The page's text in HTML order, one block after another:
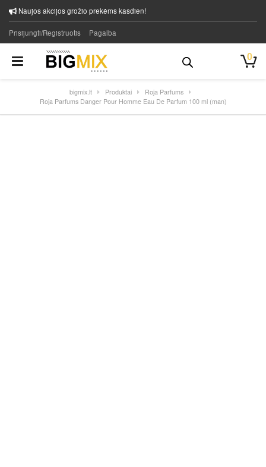
Naujos akcijos grožio prekėms kasdien!
Prisijungti/Registruotis Pagalba
0
bigmix.lt Produktai
Roja Parfums
Roja Parfums Danger Pour Homme Eau De Parfum 100 ml (man)